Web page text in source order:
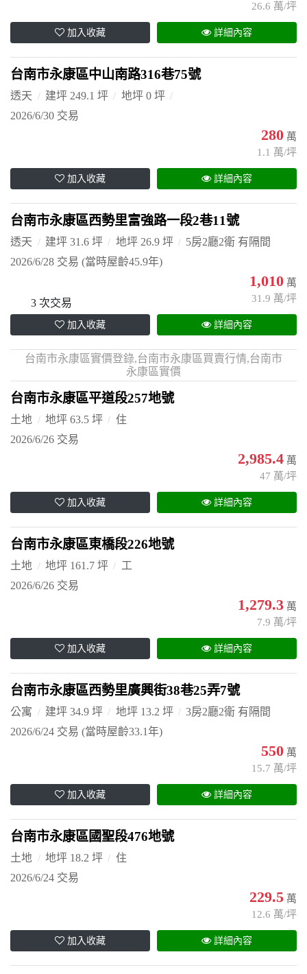
26.6 萬/坪
加入收藏 詳細內容
台南市永康區中山南路316巷75號
透天 建坪 249.1 坪
地坪 0 坪
2026/6/30 交易
280 萬
1.1 萬/坪
加入收藏 詳細內容
台南市永康區西勢里富強路一段2巷11號
透天 建坪 31.6 坪 地坪 26.9 坪
5房2廳2衛 有隔間
2026/6/28 交易 (當時屋齡45.9年)
3 次交易
1,010 萬
31.9 萬/坪
加入收藏 詳細內容
台南市永康區實價登錄,台南市永康區買賣行情,台南市
永康區實價
台南市永康區平道段257地號
土地 地坪 63.5 坪
住
2026/6/26 交易
2,985.4 萬
47 萬/坪
加入收藏 詳細內容
台南市永康區東橋段226地號
土地 地坪 161.7 坪
工
2026/6/26 交易
1,279.3 萬
7.9 萬/坪
加入收藏 詳細內容
台南市永康區西勢里廣興街38巷25弄7號
公寓 建坪 34.9 坪 地坪 13.2 坪
3房2廳2衛 有隔間
2026/6/24 交易 (當時屋齡33.1年)
550 萬
15.7 萬/坪
加入收藏 詳細內容
台南市永康區國聖段476地號
土地 地坪 18.2 坪
住
2026/6/24 交易
229.5 萬
12.6 萬/坪
加入收藏 詳細內容